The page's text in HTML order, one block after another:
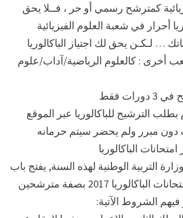
كمترشح رسمي أو حر ، فــلا يحق
أحرار في شعبة العلوم الفيزيائية
… لـكـن يحق لك اجتياز الباكالوريا
أخرى : كالعلوم الرياضية/آداب/علوم
فقط
الترشيح للباكالوريا عبر الموقع
مبرر ولم يحضر سيتم حرمانه
الباكالوريا
التربية الوطنية لهذه السنة, يفتح باب
الترشيح لاجتياز امتحانات الباكالوريا 2017 بصفة مترشحين
فيهم الشروط الآتية: